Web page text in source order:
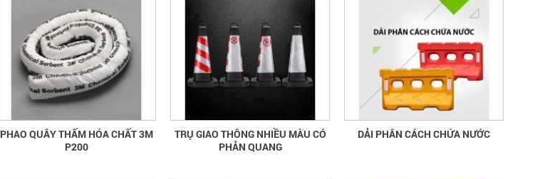
PHAO QUÂY THẤM HÓA CHẤT 3M
P200
TRỤ GIAO THÔNG NHIỀU MÀU CÓ
PHẢN QUANG
DẢI PHÂN CÁCH CHỨA NƯỚC